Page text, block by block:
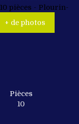
+ de photos
Pièces
10